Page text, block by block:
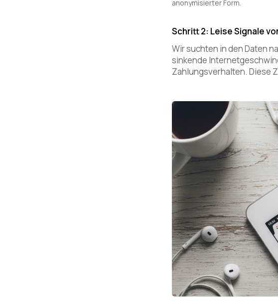
anonymisierter Form.
Schritt 2: Leise Signale
Wir suchten in den Daten
sinkende
Zahlungsverhalten. Diese